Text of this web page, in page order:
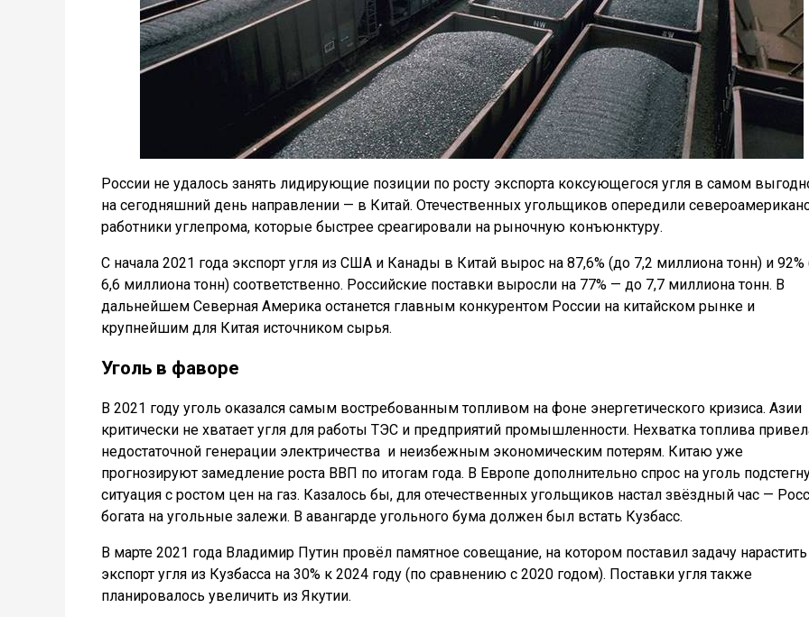
России не удалось занять лидирующие позиции по росту экспорта коксующегося угля в самом
на сегодняшний день направлении — в Китай. Отечественных угольщиков опередили
работники углепрома, которые быстрее среагировали на рыночную конъюнктуру.
С начала 2021 года экспорт угля из США и Канады в Китай вырос на 87,6% (до 7,2 миллиона тонн) и 92%
6,6 миллиона тонн) соответственно. Российские поставки выросли на 77% — до 7,7 миллиона тонн. В
дальнейшем Северная Америка останется главным конкурентом России на китайском рынке и
крупнейшим для Китая источником сырья.
Уголь в фаворе
В 2021 году уголь оказался самым востребованным топливом на фоне энергетического кризиса. Азии
критически не хватает угля для работы ТЭС и предприятий промышленности. Нехватка топлива
недостаточной генерации электричества и неизбежным экономическим потерям. Китаю уже
прогнозируют замедление роста ВВП по итогам года. В Европе дополнительно спрос на уголь
ситуация с ростом цен на газ. Казалось бы, для отечественных угольщиков настал звёздный час —
богата на угольные залежи. В авангарде угольного бума должен был встать Кузбасс.
В марте 2021 года Владимир Путин провёл памятное совещание, на котором поставил задачу нарастить
экспорт угля из Кузбасса на 30% к 2024 году (по сравнению с 2020 годом). Поставки угля также
планировалось увеличить из Якутии.